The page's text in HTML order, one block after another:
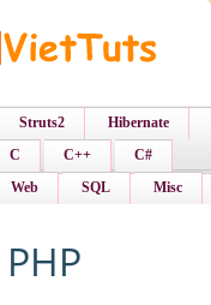
Struts2
Hibernate
C C++
C#
Web SQL Misc